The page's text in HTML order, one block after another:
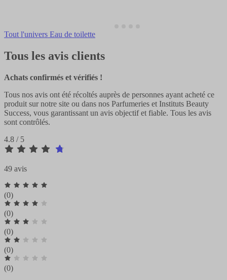
Tout l'univers Eau de toilette
Tous les avis clients
Achats confirmés et vérifiés !
Tous nos avis ont été récoltés auprès de personnes ayant acheté ce
produit sur notre site ou dans nos Parfumeries et Instituts Beauty
Success, vous garantissant un avis objectif et fiable. Tous les avis
sont contrôlés.
4.8 / 5
49 avis
(0)
(0)
(0)
(0)
(0)